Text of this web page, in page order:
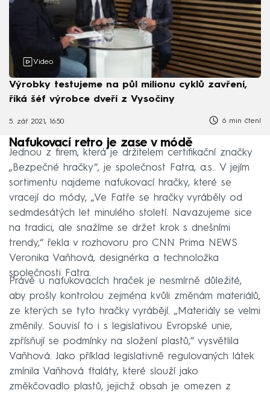
Video
Výrobky testujeme na půl milionu cyklů zavření,
říká šéf výrobce dveří z Vysočiny
5. zář 2021, 16:50 6 min čtení
Nafukovací retro je zase v módě
Jednou z firem, která je držitelem certifikační značky
„Bezpečné hračky“, je společnost Fatra, a.s.. V jejím
sortimentu najdeme nafukovací hračky, které se
vracejí do módy, „Ve Fatře se hračky vyráběly od
sedmdesátých let minulého století. Navazujeme sice
na tradici, ale snažíme se držet krok s dnešními
trendy,“ řekla v rozhovoru pro CNN Prima NEWS
Veronika Vaňhová, designérka a technoložka
společnosti Fatra.
Právě u nafukovacích hraček je nesmírně důležité,
aby prošly kontrolou zejména kvůli změnám materiálů,
ze kterých se tyto hračky vyrábějí. „Materiály se velmi
změnily. Souvisí to i s legislativou Evropské unie,
zpřísňují se podmínky na složení plastů,“ vysvětlila
Vaňhová. Jako příklad legislativně regulovaných látek
zmínila Vaňhová ftaláty, které slouží jako
změkčovadlo plastů, jejichž obsah je omezen z